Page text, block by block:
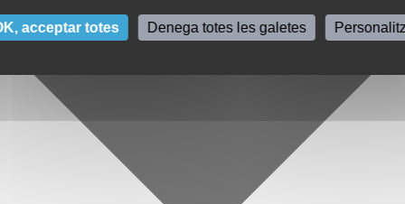
acceptar totes Denega totes les galetes